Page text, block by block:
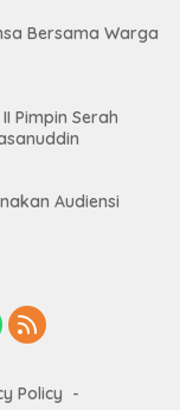
Bersama Warga
Audiensi
Policy